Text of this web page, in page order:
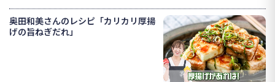
奥田和美さんのレシピ「カリカリ厚揚
げの旨ねぎだれ」